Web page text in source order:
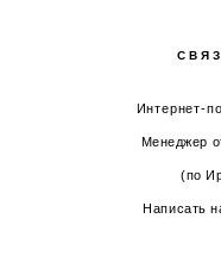
Интернет-
Менеджер
(по
Написать